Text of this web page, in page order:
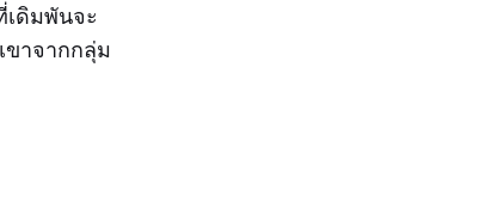
เดิมพันจะ
ขาจากกลุ่ม